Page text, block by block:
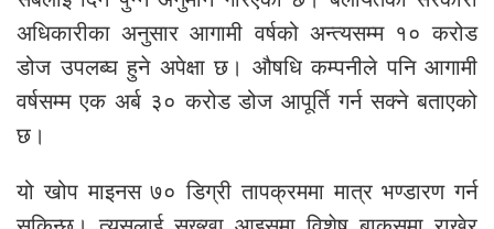
अधिकारीका अनुसार आगामी वर्षको अन्त्यसम्म १० करोड
डोज उपलब्घ हुने अपेक्षा छ। औषधि कम्पनीले पनि आगामी
वर्षसम्म एक अर्ब ३० करोड डोज आपूर्ति गर्न सक्ने बताएको
छ।
यो खोप माइनस ७० डिग्री तापक्रममा मात्र भण्डारण गर्न